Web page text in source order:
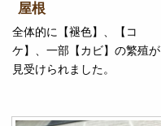
屋根
全体的に【褪色】、【コ
ケ】、一部【カビ】の繁殖が
見受けられました。